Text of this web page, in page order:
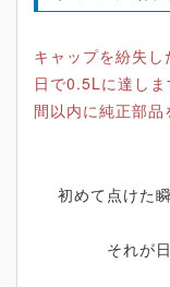
キャップを紛失
日で0.5Lに達し
間以内に純正部品
初めて点けた瞬
それが